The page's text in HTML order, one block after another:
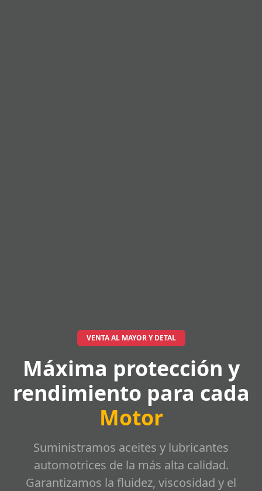
VENTA AL MAYOR Y DETAL
Máxima protección y
rendimiento para cada
Motor
Suministramos aceites y lubricantes
automotrices de la más alta calidad.
Garantizamos la fluidez, viscosidad y el